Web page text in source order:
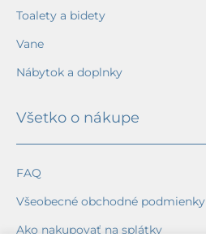
Toalety a bidety
Vane
Nábytok a doplnky
Všetko o nákupe
FAQ
Všeobecné obchodné podmienky
Ako nakupovať na splátky